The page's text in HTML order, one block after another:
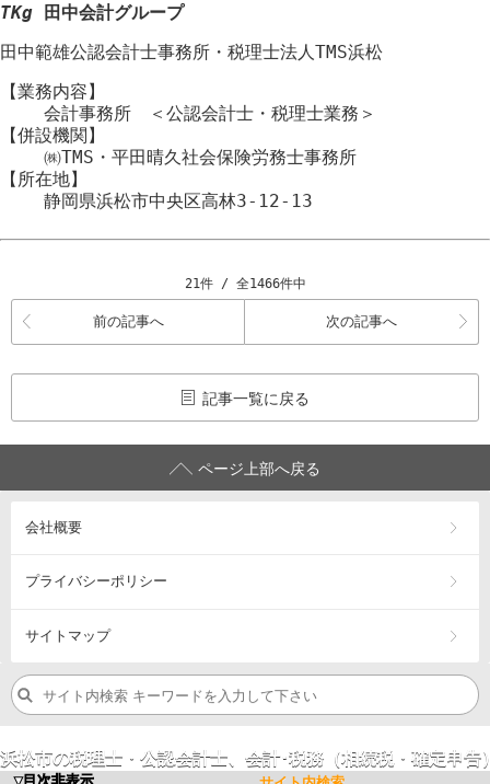
▼目次非表示
TKg 田中会計グループ
田中範雄公認会計士事務所 ・ 税理士法人TMS浜松
【業務内容】
会計事務所 ＜公認会計士・税理士業務＞
【併設機関】
㈱TMS・平田晴久社会保険労務士事務所
【所在地】
静岡県浜松市中央区高林3-12-13
21件 / 全1466件中
前の記事へ 次の記事へ
記事一覧に戻る
ページ上部へ戻る
会社概要
プライバシーポリシー
サイトマップ
浜松市の税理士・公認会計士、会計･税務（相続税・確定申